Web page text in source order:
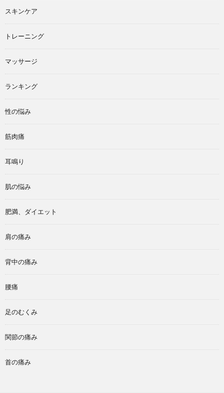
スキンケア
トレーニング
マッサージ
ランキング
性の悩み
筋肉痛
耳鳴り
肌の悩み
肥満、ダイエット
肩の痛み
背中の痛み
腰痛
足のむくみ
関節の痛み
首の痛み